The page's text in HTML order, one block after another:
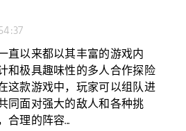
直以来都以其丰富的游戏内
和极具趣味性的多人合作探险
这款游戏中，玩家可以组队进
同面对强大的敌人和各种挑
合理的阵容...